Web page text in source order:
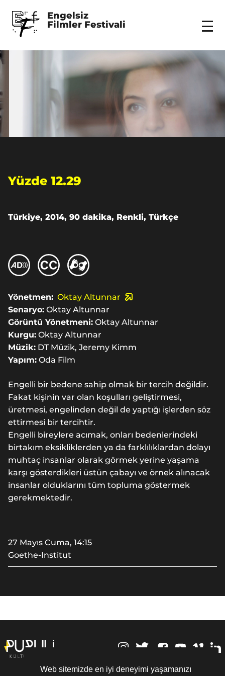
Web sitemizde en iyi deneyimi yaşamanızı
Engelsiz
Filmler Festivali
Menu
Yüzde 12.29
Türkiye, 2014, 90 dakika, Renkli, Türkçe
Yönetmen: Oktay Altunnar
Senaryo: Oktay Altunnar
Görüntü Yönetmeni: Oktay Altunnar
Kurgu: Oktay Altunnar
Müzik: DT Müzik, Jeremy Kimm
Yapım: Oda Film
Engelli bir bedene sahip olmak bir tercih değildir.
Fakat kişinin var olan koşulları geliştirmesi,
üretmesi, engelinden değil de yaptığı işlerden söz
ettirmesi bir tercihtir.
Engelli bireylere acımak, onları bedenlerindeki
birtakım eksikliklerden ya da farklılıklardan dolayı
muhtaç insanlar olarak görmek yerine yaşama
karşı gösterdikleri üstün çabayı ve örnek alınacak
insanlar olduklarını tüm topluma göstermek
gerekmektedir.
27 Mayıs Cuma, 14:15
Goethe-Institut